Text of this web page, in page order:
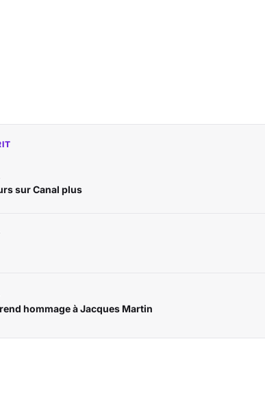
sur Canal plus
hommage à Jacques Martin